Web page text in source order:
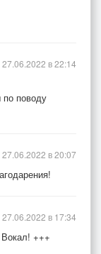
поводу
27.06.2022 в 22:14
27.06.2022 в 20:07
+++
27.06.2022 в 17:34